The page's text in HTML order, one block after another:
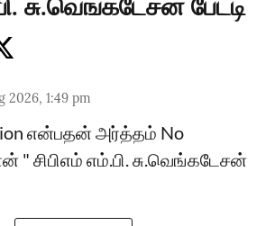
2026, 1:49 pm
என்பதன் அர்த்தம் No
" சிபிஎம் எம்.பி. சு.வெங்கடேசன்